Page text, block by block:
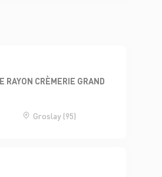
RAYON CRÈMERIE GRAND
Groslay (95)